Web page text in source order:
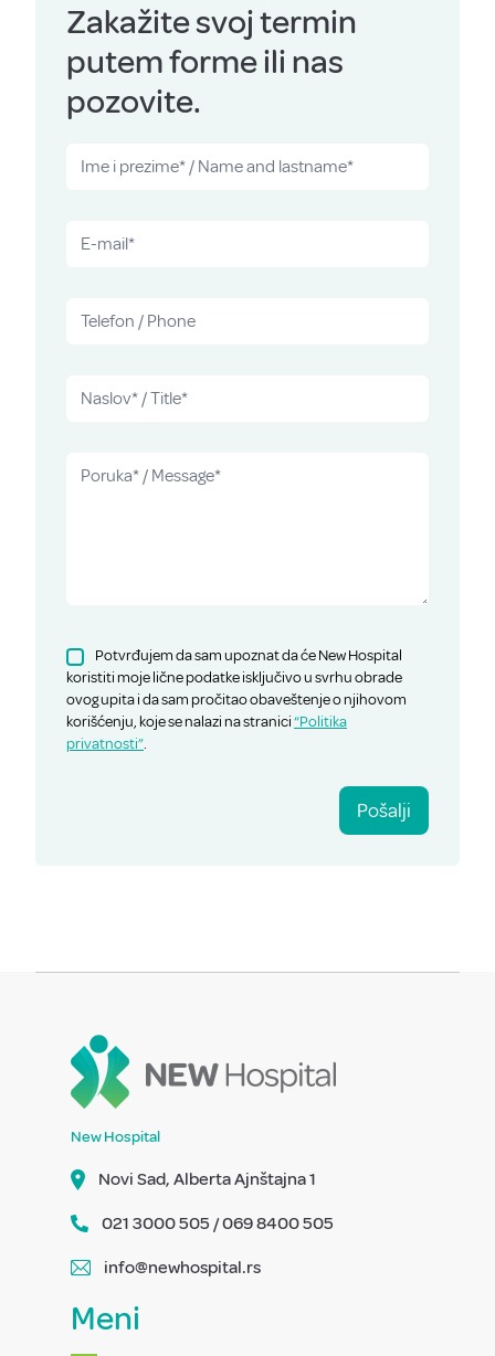
Zakažite svoj termin
putem forme ili nas
pozovite.
Potvrđujem da sam upoznat da će New Hospital
koristiti moje lične podatke isključivo u svrhu obrade
ovog upita i da sam pročitao obaveštenje o njihovom
korišćenju, koje se nalazi na stranici“Politika
privatnosti”.
Pošalji
New Hospital
Novi Sad, Alberta Ajnštajna 1
021 3000 505 / 069 8400 505
info@newhospital.rs
Meni